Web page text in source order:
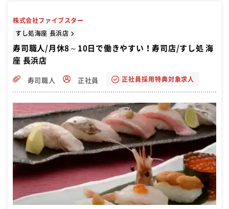
株式会社ファイブスター
すし処海座 長浜店
寿司職人/月休8～10日で働きやすい！寿司店/すし処 海
座 長浜店
寿司職人 正社員 正社員採用特典対象求人